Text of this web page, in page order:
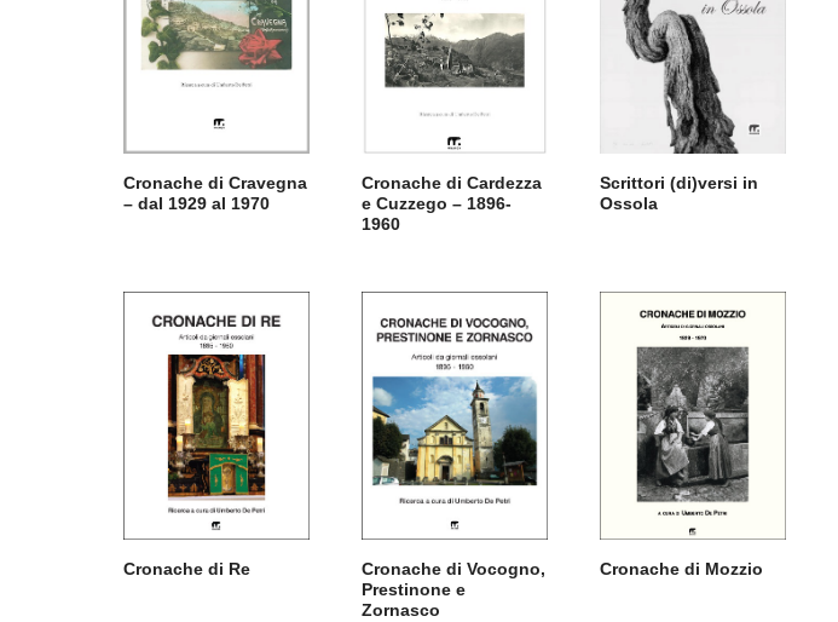
Cronache di Cravegna
– dal 1929 al 1970
Cronache di Cardezza
e Cuzzego – 1896-
1960
Scrittori (di)versi in
Ossola
Cronache di Re
Cronache di Vocogno,
Prestinone e
Zornasco
Cronache di Mozzio